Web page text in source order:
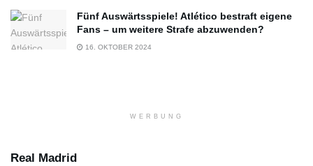
Fünf Auswärtsspiele! Atlético bestraft eigene
Fans – um weitere Strafe abzuwenden?
16. OKTOBER 2024
WERBUNG
Real Madrid